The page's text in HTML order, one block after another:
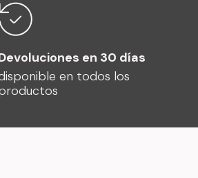
en 30 días
en todos los